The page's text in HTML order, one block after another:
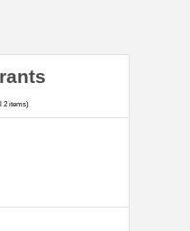
2 items)